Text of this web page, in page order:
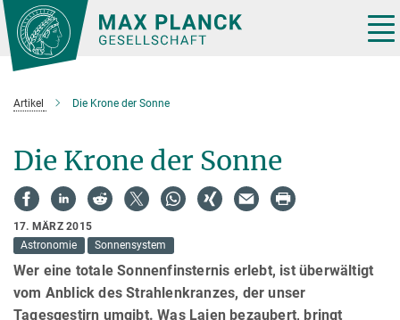
Hauptinhalt
Artikel Die Krone der Sonne
Die Krone der Sonne
17. MÄRZ 2015
Astronomie
Sonnensystem
Wer eine totale Sonnenfinsternis erlebt, ist überwältigt
vom Anblick des Strahlenkranzes, der unser
Tagesgestirn umgibt. Was Laien bezaubert, bringt